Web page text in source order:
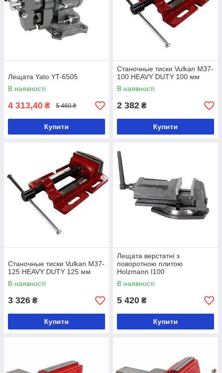
Лещата Yato YT-6505
В наявності
4 313,40 ₴ 5 460 ₴
Купити
Станочные тиски Vulkan M37-
100 HEAVY DUTY 100 мм
В наявності
2 382 ₴
Купити
Станочные тиски Vulkan M37-
125 HEAVY DUTY 125 мм
В наявності
3 326 ₴
Купити
Лещата верстатні з
поворотною плитою
Holzmann I100
В наявності
5 420 ₴
Купити